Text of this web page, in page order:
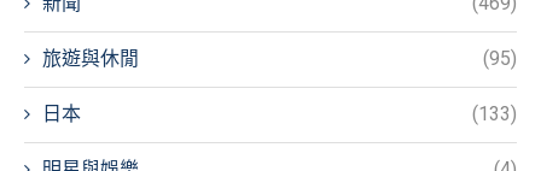
旅遊與休閒 (95)
日本 (133)